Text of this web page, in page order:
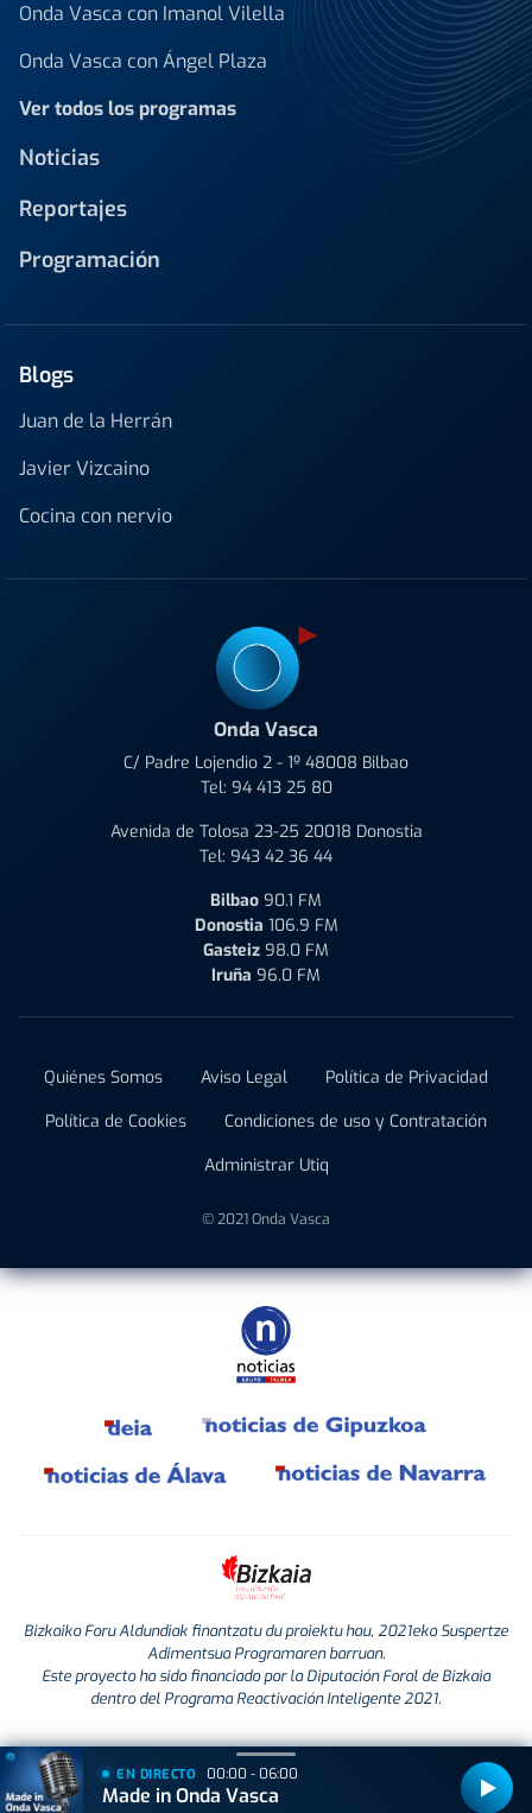
Onda Vasca con Imanol Vilella
Onda Vasca con Ángel Plaza
Ver todos los programas
Noticias
Reportajes
Programación
Blogs
Juan de la Herrán
Javier Vizcaino
Cocina con nervio
Onda Vasca
C/ Padre Lojendio 2 - 1º 48008 Bilbao
Tel: 94 413 25 80
Avenida de Tolosa 23-25 20018 Donostia
Tel: 943 42 36 44
Bilbao 90.1 FM
Donostia 106.9 FM
Gasteiz 98.0 FM
Iruña 96.0 FM
Quiénes Somos Aviso Legal
Política de Privacidad
Política de Cookies
Condiciones de uso y Contratación
Administrar Utiq
© 2021 Onda Vasca
Bizkaiko Foru Aldundiak finantzatu du proiektu hau, 2021eko Suspertze
Adimentsua Programaren barruan.
Este proyecto ha sido financiado por la Diputación Foral de Bizkaia
dentro del Programa Reactivación Inteligente 2021.
EN DIRECTO 00:00 - 06:00
Made in Onda Vasca